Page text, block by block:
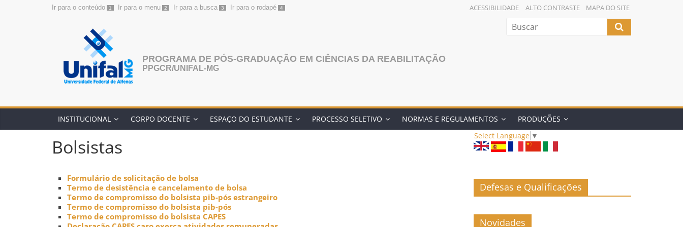
Ir para o conteúdo 1 Ir para o menu 2 Ir para a busca 3 Ir para o rodapé 4 ACESSIBILIDADE ALTO CONTRASTE MAPA DO SITE
PROGRAMA DE PÓS-GRADUAÇÃO EM CIÊNCIAS DA REABILITAÇÃO
PPGCR/UNIFAL-MG
INSTITUCIONAL CORPO DOCENTE ESPAÇO DO ESTUDANTE PROCESSO SELETIVO NORMAS E REGULAMENTOS PRODUÇÕES
Bolsistas
Formulário de solicitação de bolsa
Termo de desistência e cancelamento de bolsa
Termo de compromisso do bolsista pib-pós estrangeiro
Termo de compromisso do bolsista pib-pós
Termo de compromisso do bolsista CAPES
Select Language ▼
Defesas e Qualificações
Novidades